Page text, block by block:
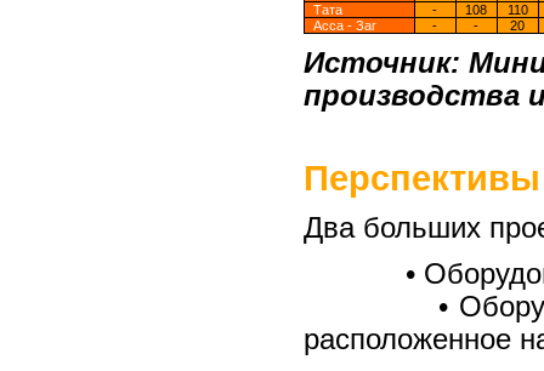
Тата
- 108
110
Асса - Заг
- - 20
Источник:
производства
Два больших
•
•
расположенное